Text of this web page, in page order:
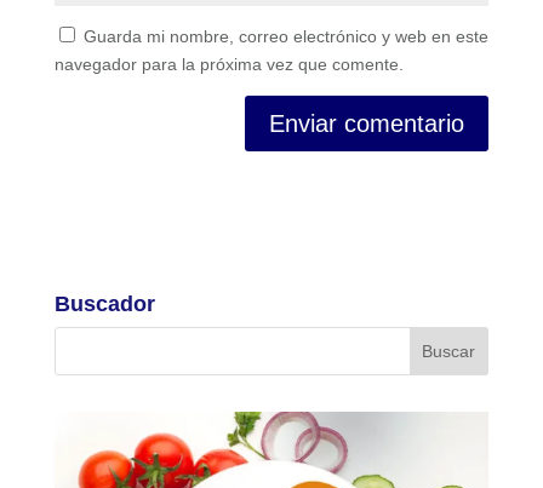
Guarda mi nombre, correo electrónico y web en este
navegador para la próxima vez que comente.
Buscador